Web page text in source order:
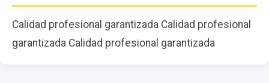
Calidad profesional garantizada Calidad profesional
garantizada Calidad profesional garantizada